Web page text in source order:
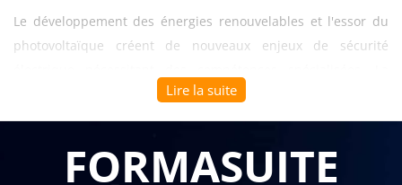
Le développement des énergies renouvelables et l'essor du
photovoltaïque créent de nouveaux enjeux de sécurité
formation habilitation électrique BP BR photovoltaïque
développe l'expertise technique indispensable pour
maîtrisant les spécificités des systèmes photovoltaïques et
Lire la suite
FORMASUITE